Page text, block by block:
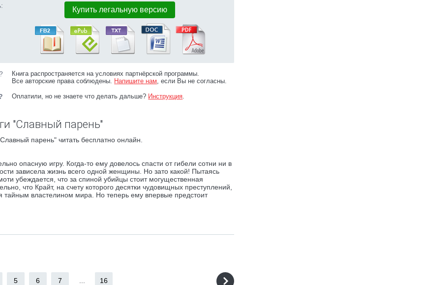
Купить легальную версию
Книга распространяется на условиях партнёрской программы.
Все авторские права соблюдены. Напишите нам, если Вы не согласны.
Оплатили, но не знаете что делать дальше? Инструкция.
"Славный парень"
парень" читать бесплатно онлайн.
опасную игру. Когда-то ему довелось спасти от гибели сотни ни в
зависела жизнь всего одной женщины. Но зато какой! Пытаясь
убеждается, что за спиной убийцы стоит могущественная
что Крайт, на счету которого десятки чудовищных преступлений,
тайным властелином мира. Но теперь ему впервые предстоит
5 6 7 16